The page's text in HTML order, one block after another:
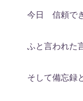
今日 信頼で
ふと言われた
そして備忘録